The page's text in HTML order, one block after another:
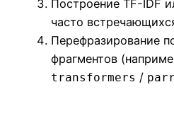
Построение TF-IDF
часто
Перефразирование
фрагментов
transformers /